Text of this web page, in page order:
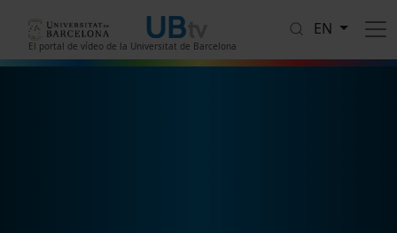
El portal de vídeo de la Universitat de Barcelona
EN